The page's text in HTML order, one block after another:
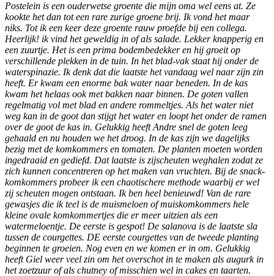
Postelein is een ouderwetse groente die mijn oma wel eens at. Ze
kookte het dan tot een rare zurige groene brij. Ik vond het maar
niks. Tot ik een keer deze groente rauw proefde bij een collega.
Heerlijk! ik vind het geweldig in of als salade. Lekker knapperig en
een zuurtje. Het is een prima bodembedekker en hij groeit op
verschillende plekken in de tuin. In het blad-vak staat hij onder de
waterspinazie. Ik denk dat die laatste het vandaag wel naar zijn zin
heeft. Er kwam een enorme bak water naar beneden. In de kas
kwam het helaas ook met bakken naar binnen. De goten vallen
regelmatig vol met blad en andere rommeltjes. Als het water niet
weg kan in de goot dan stijgt het water en loopt het onder de ramen
over de goot de kas in. Gelukkig heeft Andre snel de goten leeg
gehaald en nu houden we het droog. In de kas zijn we dagelijks
bezig met de komkommers en tomaten. De planten moeten worden
ingedraaid en gediefd. Dat laatste is zijscheuten weghalen zodat ze
zich kunnen concentreren op het maken van vruchten. Bij de snack-
komkommers probeer ik een chaotischere methode waarbij er wel
zij scheuten mogen ontstaan. Ik ben heel benieuwd! Van de rare
gewasjes die ik teel is de muismeloen of muiskomkommers hele
kleine ovale komkommertjes die er meer uitzien als een
watermeloentje. De eerste is gespot! De salanova is de laatste sla
tussen de courgettes. DE eerste courgettes van de tweede planting
beginnen te groeien. Nog even en we komen er in om. Gelukkig
heeft Giel weer veel zin om het overschot in te maken als augurk in
het zoetzuur of als chutney of misschien wel in cakes en taarten.